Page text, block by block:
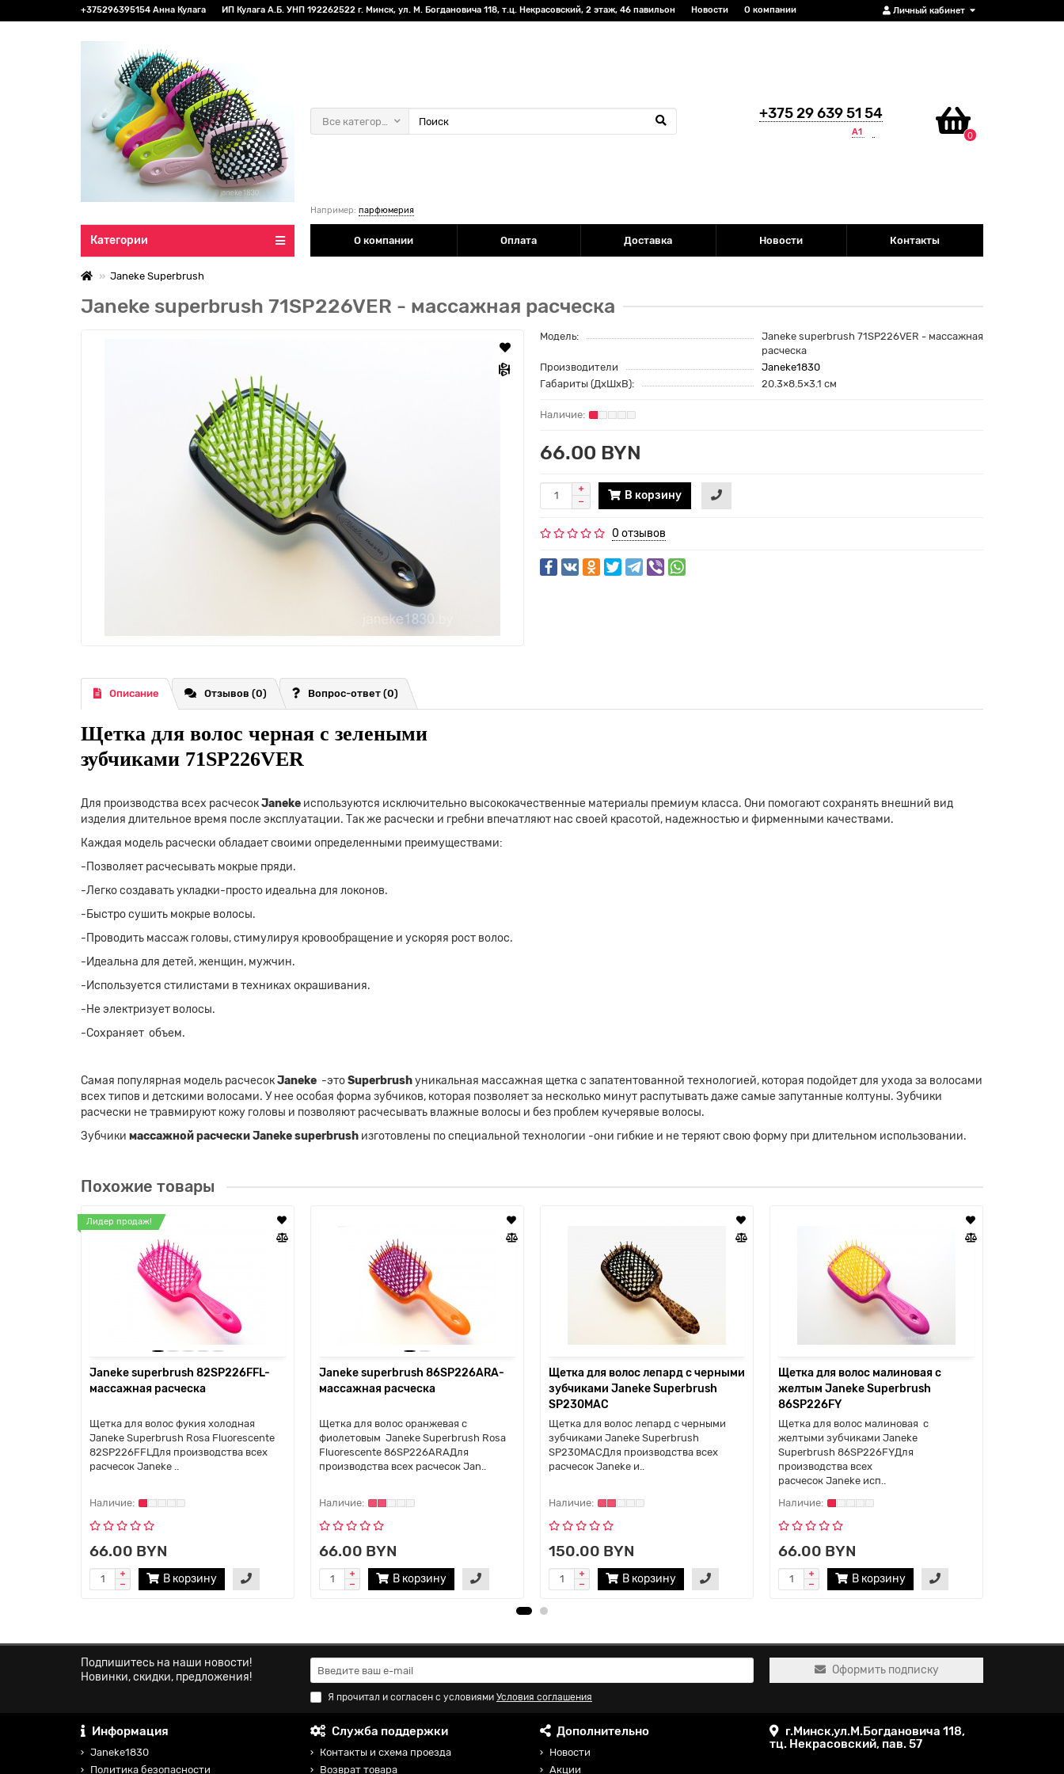
Личный кабинет
+375296395154 Анна Кулага ИП Кулага А.Б. УНП 192262522 г. Минск, ул. М. Богдановича 118, т.ц. Некрасовский, 2 этаж, 46 павильон Новости О компании
+375 29 639 51 54
А1 0
Все категории
Например: парфюмерия
Категории О компании Оплата Доставка Новости Контакты
Janeke Superbrush
Janeke superbrush 71SP226VER - массажная расческа
Модель:
Janeke superbrush 71SP226VER - массажная
расческа
Производители
Janeke1830
Габариты (ДхШхВ):
20.3×8.5×3.1 см
66.00 BYN
В корзину
0 отзывов
Описание Отзывов (0) Вопрос-ответ (0)
Щетка для волос черная с зелеными
зубчиками 71SP226VER
Для производства всех расчесокJaneke используются исключительно высококачественные материалы премиум класса. Они помогают сохранять внешний вид
изделия длительное время после экcплуатации. Так же расчески и гребни впечатляют нас своей красотой, надежностью и фирменными качествами.
Каждая модель расчески обладает своими определенными преимуществами:
-Позволяет расчесывать мокрые пряди.
-Легко создавать укладки-просто идеальна для локонов.
-Быстро сушить мокрые волосы.
-Проводить массаж головы, стимулируя кровообращение и ускоряя рост волос.
-Идеальна для детей, женщин, мужчин.
-Используется стилистами в техниках окрашивания.
-Не электризует волосы.
-Сохраняет объем.
Самая популярная модель расчесокJaneke -этоSuperbrushуникальная массажная щетка с запатентованной технологией, которая подойдет для ухода за волосами
всех типов и детскими волосами. У нее особая форма зубчиков, которая позволяет за несколько минут распутывать даже самые запутанные колтуны. Зубчики
расчески не травмируют кожу головы и позволяют расчесывать влажные волосы и без проблем кучерявые волосы.
Зубчики массажной расчески Janeke superbrush изготовлены по специальной технологии -они гибкие и не теряют свою форму при длительном использовании.
Похожие товары
Лидер продаж!
Janeke superbrush 82SP226FFL-
массажная расческа
Щетка для волос фукия холодная
Janeke Superbrush Rosa Fluorescente
82SP226FFLДля производства всех
расчесок Janeke ..
66.00 BYN
В корзину
Janeke superbrush 86SP226ARA-
массажная расческа
Щетка для волос оранжевая с
фиолетовым Janeke Superbrush Rosa
Fluorescente 86SP226ARAДля
производства всех расчесок Jan..
66.00 BYN
В корзину
Щетка для волос лепард с черными
зубчиками Janeke Superbrush
SP230MAC
Щетка для волос лепард с черными
зубчиками Janeke Superbrush
SP230MACДля производства всех
расчесок Janeke и..
150.00 BYN
В корзину
Щетка для волос малиновая с
желтым Janeke Superbrush
86SP226FY
Щетка для волос малиновая с
желтыми зубчиками Janeke
Superbrush 86SP226FYДля
производства всех
расчесок Janeke исп..
66.00 BYN
В корзину
Подпишитесь на наши новости!
Новинки, скидки, предложения!
Я прочитал и согласен с условиями Условия соглашения
Оформить подписку
Информация
Janeke1830
Политика безопасности
Служба поддержки
Контакты и схема проезда
Возврат товара
Дополнительно
Новости
Акции
г.Минск,ул.М.Богдановича 118,
тц. Некрасовский, пав. 57